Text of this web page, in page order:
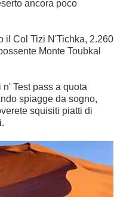
ancora poco
il Col Tizi N'Tichka, 2.260
Monte Toubkal
Test pass a quota
spiagge da sogno,
squisiti piatti di